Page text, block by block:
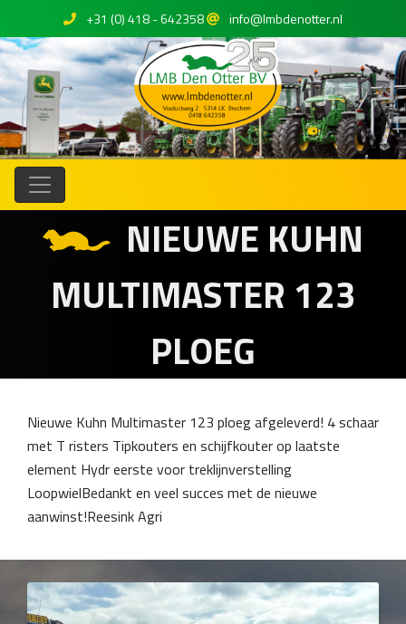
+31 (0) 418 - 642358 info@lmbdenotter.nl
NIEUWE KUHN
MULTIMASTER 123
PLOEG
Nieuwe Kuhn Multimaster 123 ploeg afgeleverd! 4 schaar
met T risters Tipkouters en schijfkouter op laatste
element Hydr eerste voor treklijnverstelling
LoopwielBedankt en veel succes met de nieuwe
aanwinst!Reesink Agri